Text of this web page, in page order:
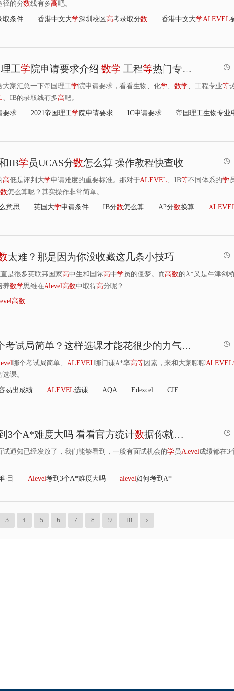
径的分数线有多高吧。
取条件 香港中文大学深圳校区高考录取分数 香港中文大学ALEVEL
工学院申请要求介绍 数学 工程等热门专业很少要2个A*
大家汇总一下帝国理工学院申请要求，看看生物、化学、 数学、工程专业等
、IB的录取线有多高吧。
要求 2021帝国理工学院申请要求 IC申请要求
帝国理工生物专业
IB学 员UCAS分数怎么算 操作教程快查收
高低是评判大学申请难度的重要标准。那对于ALEVEL、IB等不同体系的学
数怎么算呢？其实操作非常简单。
意思 英国大学申请条件 IB分数怎么算 AP分数换算
太难？那是因为你没收藏这几条小技巧
是很多英联邦国家高中生和国际高中学员的僵梦。而高数的A*又是牛津剑
养数学思维在Alevel高数中取得高分呢？
高数
考试局简单？这样选课才能花很少的力气拿很 的分
哪个考试局简单、 ALEVEL哪门课A*率高等因素，来和大家聊聊ALEVEL
课。
易出成绩 ALEVEL选课 AQA Edexcel CIE
3个A*难度大吗 看看官方统计数据你就清楚了
试通知已经发放了，我们能够看到，一般有面试机会的学员Alevel成绩都在3
目 Alevel考到3个A*难度大吗 alevel如何考到A*
3 4 5 6 7 8 9 10 ›